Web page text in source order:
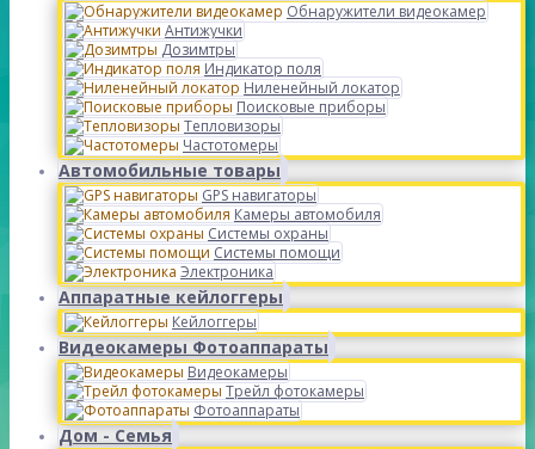
Обнаружители видеокамер
Антижучки
Дозимтры
Индикатор поля
Ниленейный локатор
Поисковые приборы
Тепловизоры
Частотомеры
Автомобильные товары
GPS навигаторы
Камеры автомобиля
Системы охраны
Системы помощи
Электроника
Аппаратные кейлоггеры
Кейлоггеры
Видеокамеры Фотоаппараты
Видеокамеры
Трейл фотокамеры
Фотоаппараты
Дом - Семья